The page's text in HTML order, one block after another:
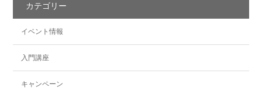
カテゴリー
イベント情報
入門講座
キャンペーン